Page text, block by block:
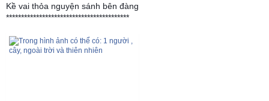
Kề vai thỏa nguyện sánh bên đàng
*****************************************